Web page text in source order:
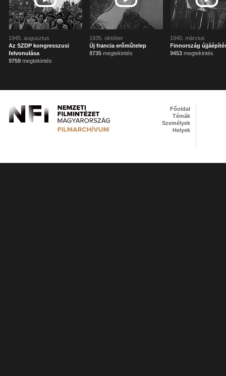
1945. augusztus
Az SZDP kongresszusi
felvonulása
9759 megtekintés
1935. október
Új francia erőműtelep
8735 megtekintés
1940. március
Finnország
9453 megtekintés
Főoldal
Témák
Személyek
Helyek